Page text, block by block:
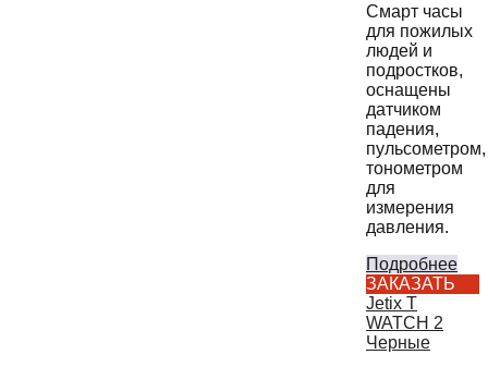
Смарт часы
для пожилых
людей и
подростков,
оснащены
датчиком
падения,
пульсометром,
тонометром
для
измерения
давления.
Подробнее
ЗАКАЗАТЬ
Jetix T
WATCH 2
Черные